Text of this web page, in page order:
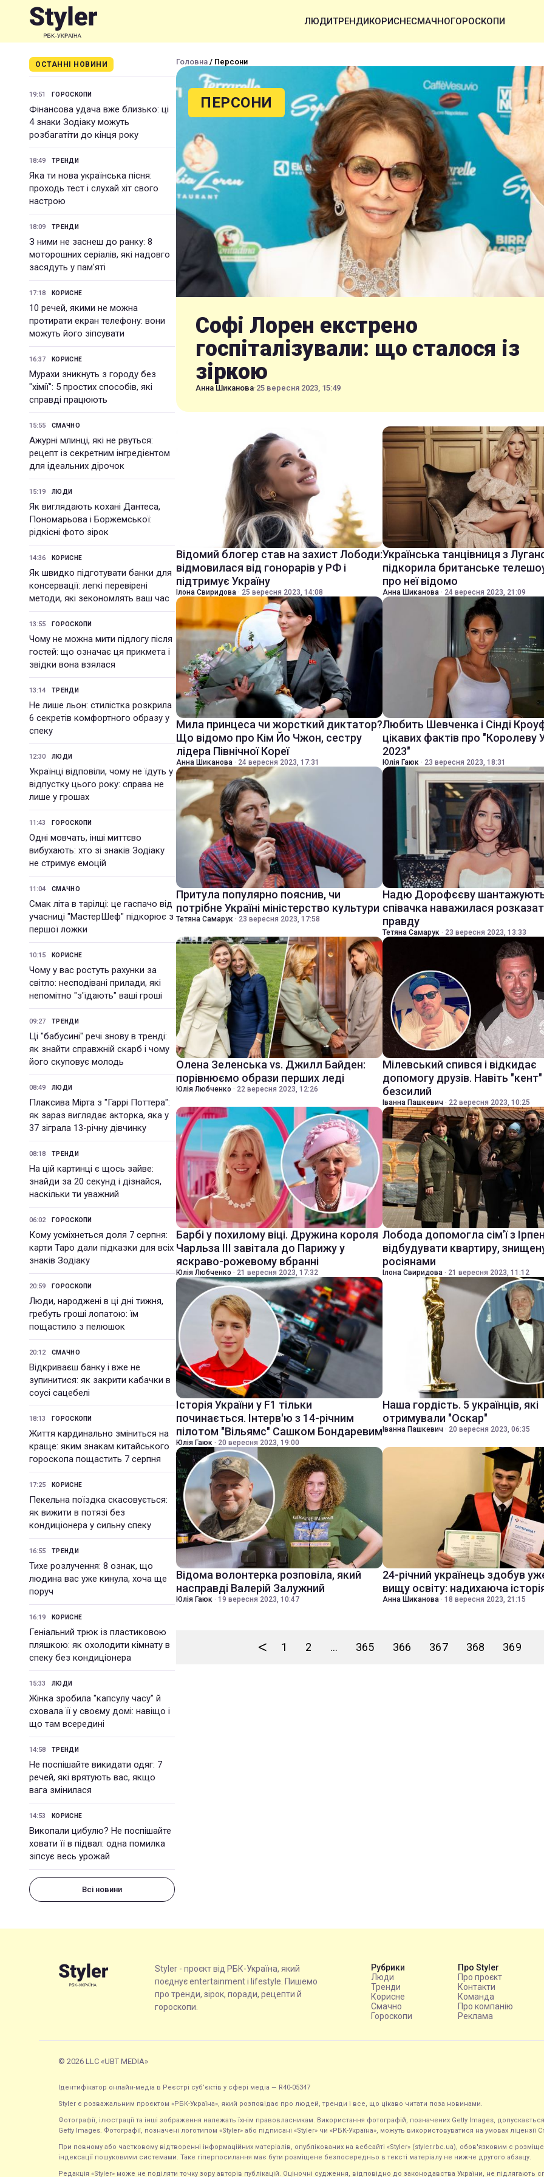
ЛЮДИТРЕНДИКОРИСНЕСМАЧНОГОРОСКОПИ
ОСТАННІ НОВИНИ
19:51 ГОРОСКОПИ
Фінансова удача вже близько: ці
4 знаки Зодіаку можуть
розбагатіти до кінця року
18:49 ТРЕНДИ
Яка ти нова українська пісня:
проходь тест і слухай хіт свого
настрою
18:09 ТРЕНДИ
З ними не заснеш до ранку: 8
моторошних серіалів, які надовго
засядуть у пам'яті
17:18 КОРИСНЕ
10 речей, якими не можна
протирати екран телефону: вони
можуть його зіпсувати
16:37 КОРИСНЕ
Мурахи зникнуть з городу без
"хімії": 5 простих способів, які
справді працюють
15:55 СМАЧНО
Ажурні млинці, які не рвуться:
рецепт із секретним інгредієнтом
для ідеальних дірочок
15:19 ЛЮДИ
Як виглядають кохані Дантеса,
Пономарьова і Боржемської:
рідкісні фото зірок
14:36 КОРИСНЕ
Як швидко підготувати банки для
консервації: легкі перевірені
методи, які зекономлять ваш час
13:55 ГОРОСКОПИ
Чому не можна мити підлогу після
гостей: що означає ця прикмета і
звідки вона взялася
13:14 ТРЕНДИ
Не лише льон: стилістка розкрила
6 секретів комфортного образу у
спеку
12:30 ЛЮДИ
Українці відповіли, чому не їдуть у
відпустку цього року: справа не
лише у грошах
11:43 ГОРОСКОПИ
Одні мовчать, інші миттєво
вибухають: хто зі знаків Зодіаку
не стримує емоцій
11:04 СМАЧНО
Смак літа в тарілці: це гаспачо від
учасниці "МастерШеф" підкорює з
першої ложки
10:15 КОРИСНЕ
Чому у вас ростуть рахунки за
світло: несподівані прилади, які
непомітно "з'їдають" ваші гроші
09:27 ТРЕНДИ
Ці "бабусині" речі знову в тренді:
як знайти справжній скарб і чому
його скуповує молодь
08:49 ЛЮДИ
Плаксива Мірта з "Гаррі Поттера":
як зараз виглядає акторка, яка у
37 зіграла 13-річну дівчинку
08:18 ТРЕНДИ
На цій картинці є щось зайве:
знайди за 20 секунд і дізнайся,
наскільки ти уважний
06:02 ГОРОСКОПИ
Кому усміхнеться доля 7 серпня:
карти Таро дали підказки для всіх
знаків Зодіаку
20:59 ГОРОСКОПИ
Люди, народжені в ці дні тижня,
гребуть гроші лопатою: їм
пощастило з пелюшок
20:12 СМАЧНО
Відкриваєш банку і вже не
зупинитися: як закрити кабачки в
соусі сацебелі
18:13 ГОРОСКОПИ
Життя кардинально зміниться на
краще: яким знакам китайського
гороскопа пощастить 7 серпня
17:25 КОРИСНЕ
Пекельна поїздка скасовується:
як вижити в потязі без
кондиціонера у сильну спеку
16:55 ТРЕНДИ
Тихе розлучення: 8 ознак, що
людина вас уже кинула, хоча ще
поруч
16:19 КОРИСНЕ
Геніальний трюк із пластиковою
пляшкою: як охолодити кімнату в
спеку без кондиціонера
15:33 ЛЮДИ
Жінка зробила "капсулу часу" й
сховала її у своєму домі: навіщо і
що там всередині
14:58 ТРЕНДИ
Не поспішайте викидати одяг: 7
речей, які врятують вас, якщо
вага змінилася
14:53 КОРИСНЕ
Викопали цибулю? Не поспішайте
ховати її в підвал: одна помилка
зіпсує весь урожай
Всі новини
Головна / Персони
ПЕРСОНИ
Софі Лорен екстрено
госпіталізували: що сталося із
зіркою
Анна Шиканова·25 вересня 2023, 15:49
Відомий блогер став на захист Лободи:
відмовилася від гонорарів у РФ і
підтримує Україну
Ілона Свиридова · 25 вересня 2023, 14:08
Українська танцівниця з
підкорила британське
про неї відомо
Анна Шиканова · 24 вересня 2023, 21:09
Мила принцеса чи жорсткий диктатор?
Що відомо про Кім Йо Чжон, сестру
лідера Північної Кореї
Анна Шиканова · 24 вересня 2023, 17:31
Любить Шевченка і Сінді
цікавих фактів про "Королеву
2023"
Юлія Гаюк · 23 вересня 2023, 18:31
Притула популярно пояснив, чи
потрібне Україні міністерство культури
Тетяна Самарук · 23 вересня 2023, 17:58
Надю Дорофєєву шантажують
співачка наважилася
правду
Тетяна Самарук · 23 вересня 2023, 13:33
Олена Зеленська vs. Джилл Байден:
порівнюємо образи перших леді
Юлія Любченко · 22 вересня 2023, 12:26
Мілевський спився і відкидає
допомогу друзів. Навіть "кент"
безсилий
Іванна Пашкевич · 22 вересня 2023, 10:25
Барбі у похилому віці. Дружина короля
Чарльза III завітала до Парижу у
яскраво-рожевому вбранні
Юлія Любченко · 21 вересня 2023, 17:32
Лобода допомогла сім’ї з
відбудувати квартиру,
росіянами
Ілона Свиридова · 21 вересня 2023, 11:12
Історія України у F1 тільки
починається. Інтерв'ю з 14-річним
пілотом "Вільямс" Сашком Бондаревим
Юлія Гаюк · 20 вересня 2023, 19:00
Наша гордість. 5 українців, які
отримували "Оскар"
Іванна Пашкевич · 20 вересня 2023, 06:35
Відома волонтерка розповіла, який
насправді Валерій Залужний
Юлія Гаюк · 19 вересня 2023, 10:47
24-річний українець здобув
вищу освіту: надихаюча
Анна Шиканова · 18 вересня 2023, 21:15
< 1 2 ... 365 366 367 368 369
Styler - проєкт від РБК-Україна, який
поєднує entertainment і lifestyle. Пишемо
про тренди, зірок, поради, рецепти й
гороскопи.
Рубрики
Люди
Тренди
Корисне
Смачно
Гороскопи
Про Styler
Про проєкт
Контакти
Команда
Про компанію
Реклама
© 2026 LLC «UBT MEDIA»
Ідентифікатор онлайн-медіа в Реєстрі суб’єктів у сфері медіа — R40-05347
Styler є розважальним проєктом «РБК-Україна», який розповідає про людей, тренди і все, що цікаво читати поза новинами.
Фотографії, ілюстрації та інші зображення належать їхнім правовласникам. Використання фотографій, позначених Getty Images,
Getty Images. Фотографії, позначені логотипом «Styler» або підписані «Styler» чи «РБК-Україна», можуть використовуватися на умовах
При повному або частковому відтворенні інформаційних матеріалів, опублікованих на вебсайті «Styler» (styler.rbc.ua), обов'язковим є
індексації пошуковими системами. Таке гіперпосилання має бути розміщене безпосередньо в тексті матеріалу не нижче другого абзацу.
Редакція «Styler» може не поділяти точку зору авторів публікацій. Оціночні судження, відповідно до законодавства України, не